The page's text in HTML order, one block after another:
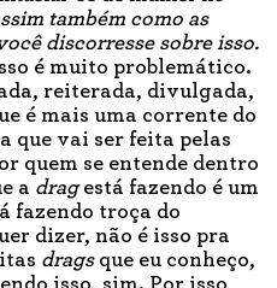
também como as
discorresse sobre isso.
é muito problemático.
reiterada, divulgada,
é mais uma corrente do
que vai ser feita pelas
quem se entende dentro
a dragestá fazendo é um
fazendo troça do
dizer, não é isso pra
dragsque eu conheço,